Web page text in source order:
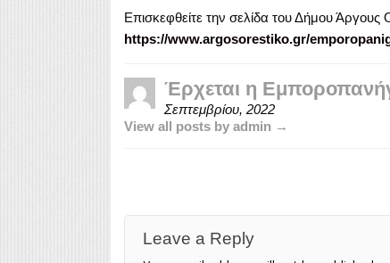
Επισκεφθείτε την σελίδα του Δήμου Άργους
https://www.argosorestiko.gr/
Έρχεται η
Σεπτεμβρίου, 2022
View all posts by admin →
Leave a Reply